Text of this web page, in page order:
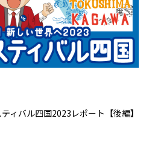
ィバル四国2023レポート【後編】